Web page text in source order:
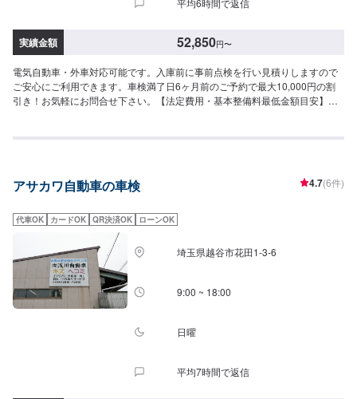
平均6時間で返信
実績金額 52,850円〜
電気自動車・外車対応可能です。入庫前に事前点検を行い見積りしますので
ご安心にご利用できます。車検満了日6ヶ月前のご予約で最大10,000円の割
引き！お気軽にお問合せ下さい。【法定費用・基本整備料最低金額目安】軽
追加整備費用4ナンバー:63,630円～別途追加整備費用
アサカワ自動車の車検 4.7(6件)
代車OK カードOK QR決済OK ローンOK
埼玉県越谷市花田1-3-6
9:00 ~ 18:00
日曜
平均7時間で返信